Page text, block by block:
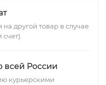
другой товар в случае
всей России
курьерскими